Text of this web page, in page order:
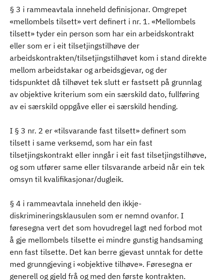
§ 3 i rammeavtala inneheld definisjonar. Omgrepet
«mellombels tilsett» vert definert i nr. 1. «Mellombels
tilsett» tyder ein person som har ein arbeidskontrakt
eller som er i eit tilsetjingstilhøve der
arbeidskontrakten/tilsetjingstilhøvet kom i stand direkte
mellom arbeidstakar og arbeidsgjevar, og der
tidspunktet då tilhøvet tek slutt er fastsett på grunnlag
av objektive kriterium som ein særskild dato, fullføring
av ei særskild oppgåve eller ei særskild hending.
I § 3 nr. 2 er «tilsvarande fast tilsett» definert som
tilsett i same verksemd, som har ein fast
tilsetjingskontrakt eller inngår i eit fast tilsetjingstilhøve,
og som utfører same eller tilsvarande arbeid når ein tek
omsyn til kvalifikasjonar/dugleik.
§ 4 i rammeavtala inneheld den ikkje-
diskrimineringsklausulen som er nemnd ovanfor. I
føresegna vert det som hovudregel lagt ned forbod mot
å gje mellombels tilsette ei mindre gunstig handsaming
enn fast tilsette. Det kan berre gjevast unntak for dette
med grunngjeving i «objektive tilhøve». Føresegna er
generell og gjeld frå og med den første kontrakten.